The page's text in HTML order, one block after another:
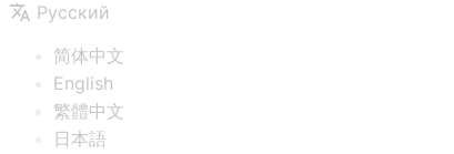
Русский
简体中文
English
繁體中文
日本語